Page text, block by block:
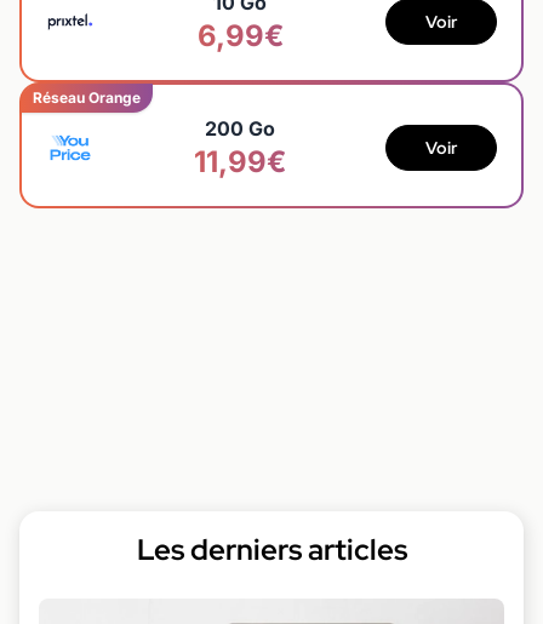
6,99€ Voir
Réseau Orange
200 Go
11,99€ Voir
Les derniers articles